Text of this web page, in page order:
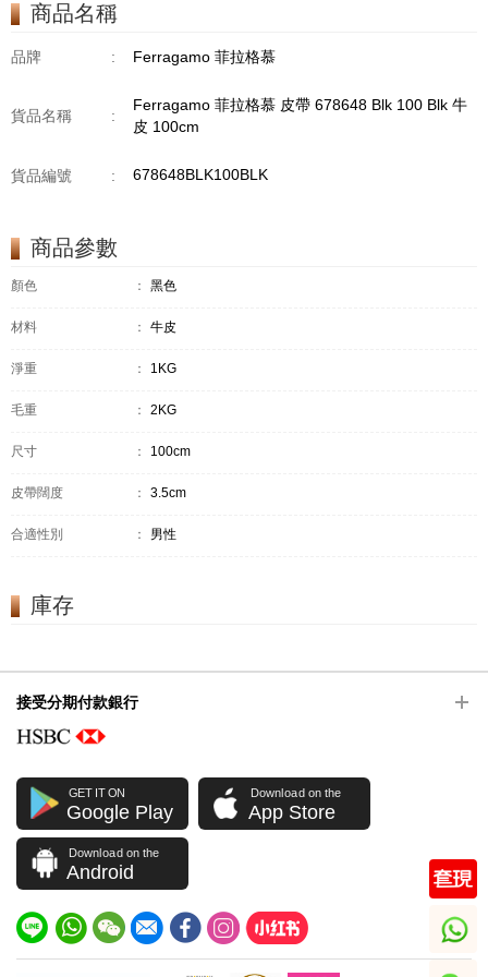
商品名稱
品牌 : Ferragamo 菲拉格慕
貨品名稱 :
Ferragamo 菲拉格慕 皮帶 678648 Blk 100 Blk 牛
皮 100cm
貨品編號 : 678648BLK100BLK
商品參數
顏色 ： 黑色
材料 ： 牛皮
淨重 ： 1KG
毛重 ： 2KG
尺寸 ： 100cm
皮帶闊度 ： 3.5cm
合適性別 ： 男性
庫存
接受分期付款銀行
GET IT ON
Google Play
Download on the
App Store
Download on the
Android
whatsapp